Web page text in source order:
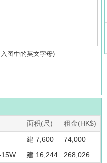
图中的英文字母)
面积(尺)
租金(HK$)
建 7,600
74,000
15W 建 16,244
268,026